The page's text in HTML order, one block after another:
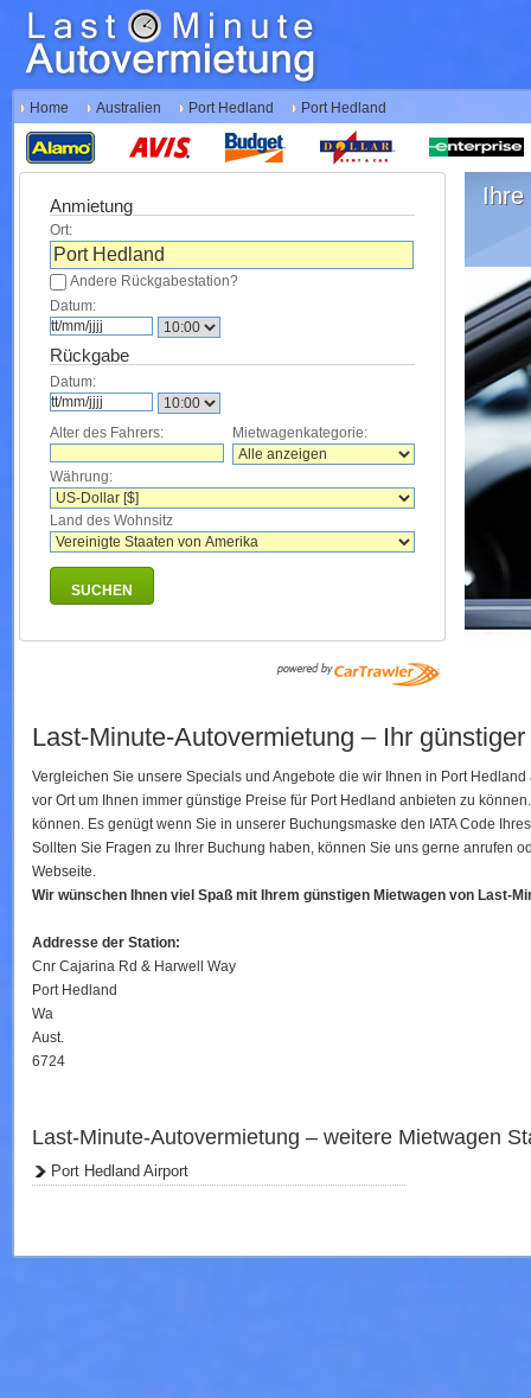
Home Australien Port Hedland Port Hedland
Anmietung
Ort:
Andere Rückgabestation?
Datum:
Rückgabe
Datum:
Alter des Fahrers: Mietwagenkategorie:
Währung:
Land des Wohnsitz
SUCHEN
Ihre
Last-Minute-Autovermietung – Ihr
Vergleichen Sie unsere Specials und Angebote die wir Ihnen in Port
vor Ort um Ihnen immer günstige Preise für Port Hedland anbieten zu
können. Es genügt wenn Sie in unserer Buchungsmaske den IATA Code
Sollten Sie Fragen zu Ihrer Buchung haben, können Sie uns gerne anrufen
Webseite.
Wir wünschen Ihnen viel Spaß mit Ihrem günstigen Mietwagen von Last-
Addresse der Station:
Cnr Cajarina Rd & Harwell Way
Port Hedland
Wa
Aust.
6724
Last-Minute-Autovermietung – weitere Mietwagen
Port Hedland Airport